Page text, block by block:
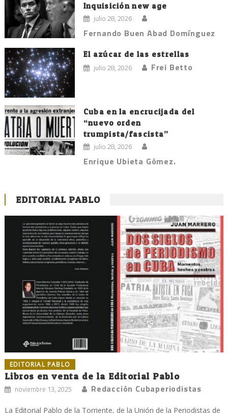
Inquisición new age
julio 28, 2026
Fernando Buen Abad Domínguez
El azúcar de las estrellas
julio 28, 2026 Frei Betto
Cuba en la encrucijada del
“nuevo orden
trumpista/fascista”
julio 28, 2026
Enrique Ubieta Gómez.
EDITORIAL PABLO
EDITORIAL PABLO
Libros en venta de la Editorial Pablo
noviembre 13, 2025 Redacción Cubaperiodistas
La Editorial Pablo de la Torriente, de la Unión de la Periodistas de